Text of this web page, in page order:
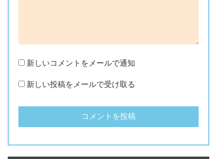
新しいコメントをメールで通知
新しい投稿をメールで受け取る